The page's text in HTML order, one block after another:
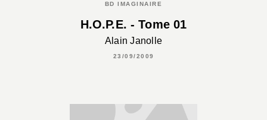
BD IMAGINAIRE
H.O.P.E. - Tome 01
Alain Janolle
23/09/2009